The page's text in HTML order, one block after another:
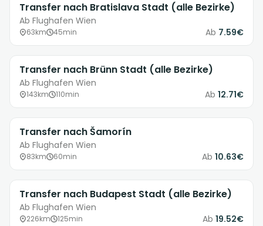
Transfer nach Bratislava Stadt (alle Bezirke)
Ab Flughafen Wien
63km 45min Ab 7.59€
Transfer nach Brünn Stadt (alle Bezirke)
Ab Flughafen Wien
143km 110min Ab 12.71€
Transfer nach Šamorín
Ab Flughafen Wien
83km 60min Ab 10.63€
Transfer nach Budapest Stadt (alle Bezirke)
Ab Flughafen Wien
226km 125min Ab 19.52€